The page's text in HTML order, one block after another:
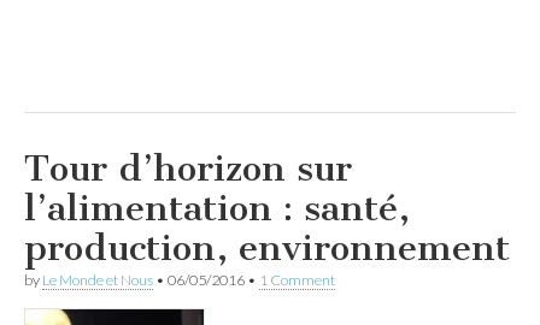
Tour d’horizon sur
l’alimentation : santé,
production, environnement
by Le Monde et Nous • 06/05/2016 • 1 Comment